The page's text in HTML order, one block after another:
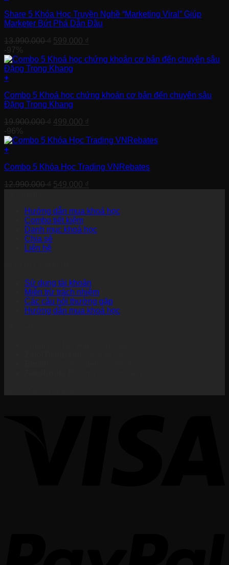
Share 5 Khóa Học Truyền Nghề “Marketing Viral” Giúp
Marketer Bứt Phá Dẫn Đầu
13.990.000₫ Giá
là:
13.990.000 ₫.
599.000 ₫
tại
-97%
+
Combo 5 Khoá học chứng khoán cơ bản đến chuyên sâu
Đặng Trong Khang
19.900.000₫ Giá
là:
499.000 ₫
tại
-96%
+
Combo 5 Khóa Học Trading VNRebates
12.990.000₫ Giá
12.990.000 ₫.
549.000 ₫
là:
Hướng dẫn mua khoá học
Combo tiết kiệm
Danh mục khoá học
Chia sẻ
Liên hệ
Sử dụng tài khoản
Miễn trừ trách nhiệm
Các câu hỏi thường gặp
Hướng dẫn mua khoá học